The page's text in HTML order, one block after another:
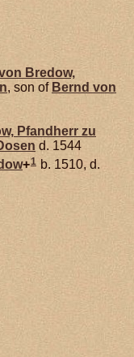
Bredow,
, son of Bernd von
Pfandherr zu
d. 1544
+1 b. 1510, d.